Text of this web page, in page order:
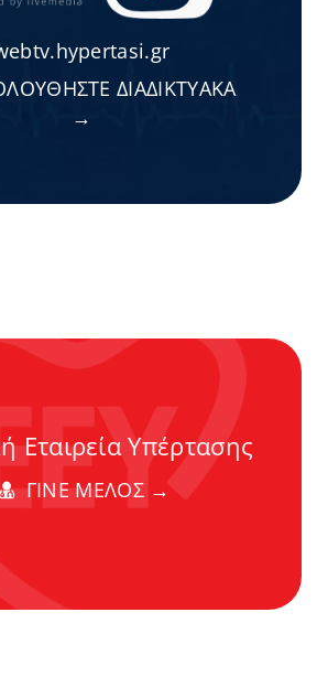
ΔΙΑΔΙΚΤΥΑΚΑ
→
Εταιρεία Υπέρτασης
ΓΙΝΕ ΜΕΛΟΣ →